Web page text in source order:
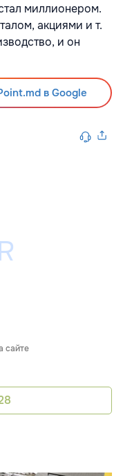
миллионером.
акциями и т.
и он
в Google
сайте